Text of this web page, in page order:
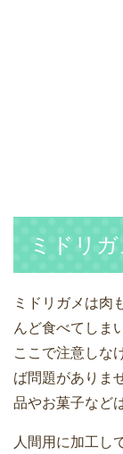
ミドリ
ミドリガメは肉
んど食べてしま
ここで注意しな
ば問題がありま
品やお菓子など
人間用に加工し